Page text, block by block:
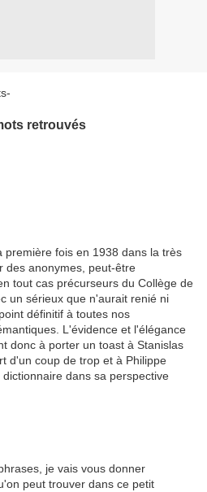
retrouvés
première fois en 1938 dans la très
des anonymes, peut-être
tout cas précurseurs du Collège de
un sérieux que n'aurait renié ni
définitif à toutes nos
L'évidence et l'élégance
donc à porter un toast à Stanislas
d'un coup de trop et à Philippe
dans sa perspective
je vais vous donner
peut trouver dans ce petit